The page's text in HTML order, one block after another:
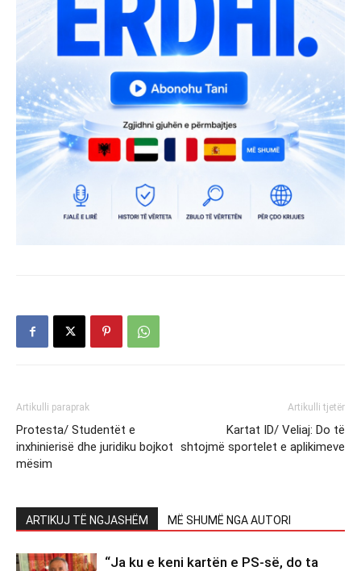
Artikulli paraprak
Protesta/ Studentët e
inxhinierisë dhe juridiku bojkot
mësim
Artikulli tjetër
Kartat ID/ Veliaj: Do të
shtojmë sportelet e aplikimeve
ARTIKUJ TË NGJASHËM MË SHUMË NGA AUTORI
“Ja ku e keni kartën e PS-së, do ta